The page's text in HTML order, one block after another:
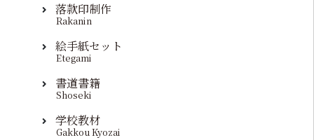
落款印制作
Rakanin
絵手紙セット
Etegami
書道書籍
Shoseki
学校教材
Gakkou Kyozai